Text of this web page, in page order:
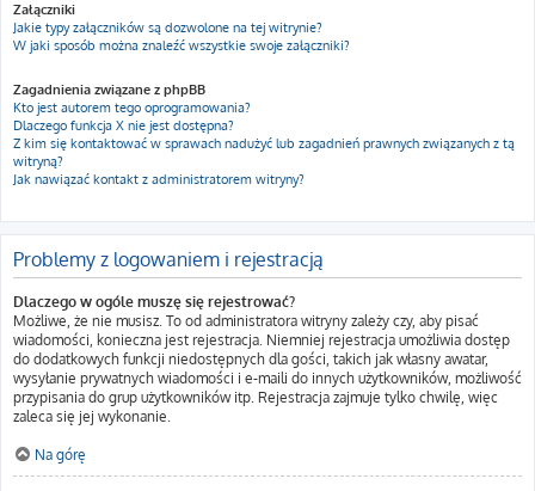
Załączniki
Jakie typy załączników są dozwolone na tej witrynie?
W jaki sposób można znaleźć wszystkie swoje załączniki?
Zagadnienia związane z phpBB
Kto jest autorem tego oprogramowania?
Dlaczego funkcja X nie jest dostępna?
Z kim się kontaktować w sprawach nadużyć lub zagadnień prawnych związanych z tą
witryną?
Jak nawiązać kontakt z administratorem witryny?
Problemy z logowaniem i rejestracją
Dlaczego w ogóle muszę się rejestrować?
Możliwe, że nie musisz. To od administratora witryny zależy czy, aby pisać
wiadomości, konieczna jest rejestracja. Niemniej rejestracja umożliwia dostęp
do dodatkowych funkcji niedostępnych dla gości, takich jak własny awatar,
wysyłanie prywatnych wiadomości i e-maili do innych użytkowników, możliwość
przypisania do grup użytkowników itp. Rejestracja zajmuje tylko chwilę, więc
zaleca się jej wykonanie.
Na górę